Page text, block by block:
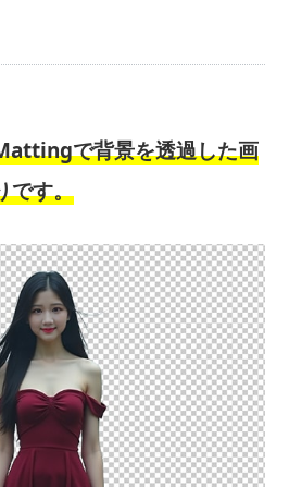
で背景を透過した画
です。